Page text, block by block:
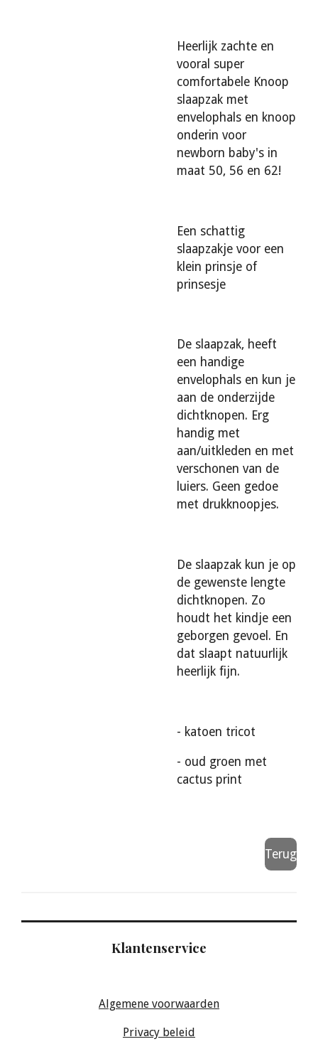
Heerlijk zachte en
vooral super
comfortabele Knoop
slaapzak met
envelophals en knoop
onderin voor
newborn baby's in
maat 50, 56 en 62!
Een schattig
slaapzakje voor een
klein prinsje of
prinsesje
De slaapzak, heeft
een handige
envelophals en kun je
aan de onderzijde
dichtknopen. Erg
handig met
aan/uitkleden en met
verschonen van de
luiers. Geen gedoe
met drukknoopjes.
De slaapzak kun je op
de gewenste lengte
dichtknopen. Zo
houdt het kindje een
geborgen gevoel. En
dat slaapt natuurlijk
heerlijk fijn.
- katoen tricot
- oud groen met
cactus print
Terug
Klantenservice
Algemene voorwaarden
Privacy beleid